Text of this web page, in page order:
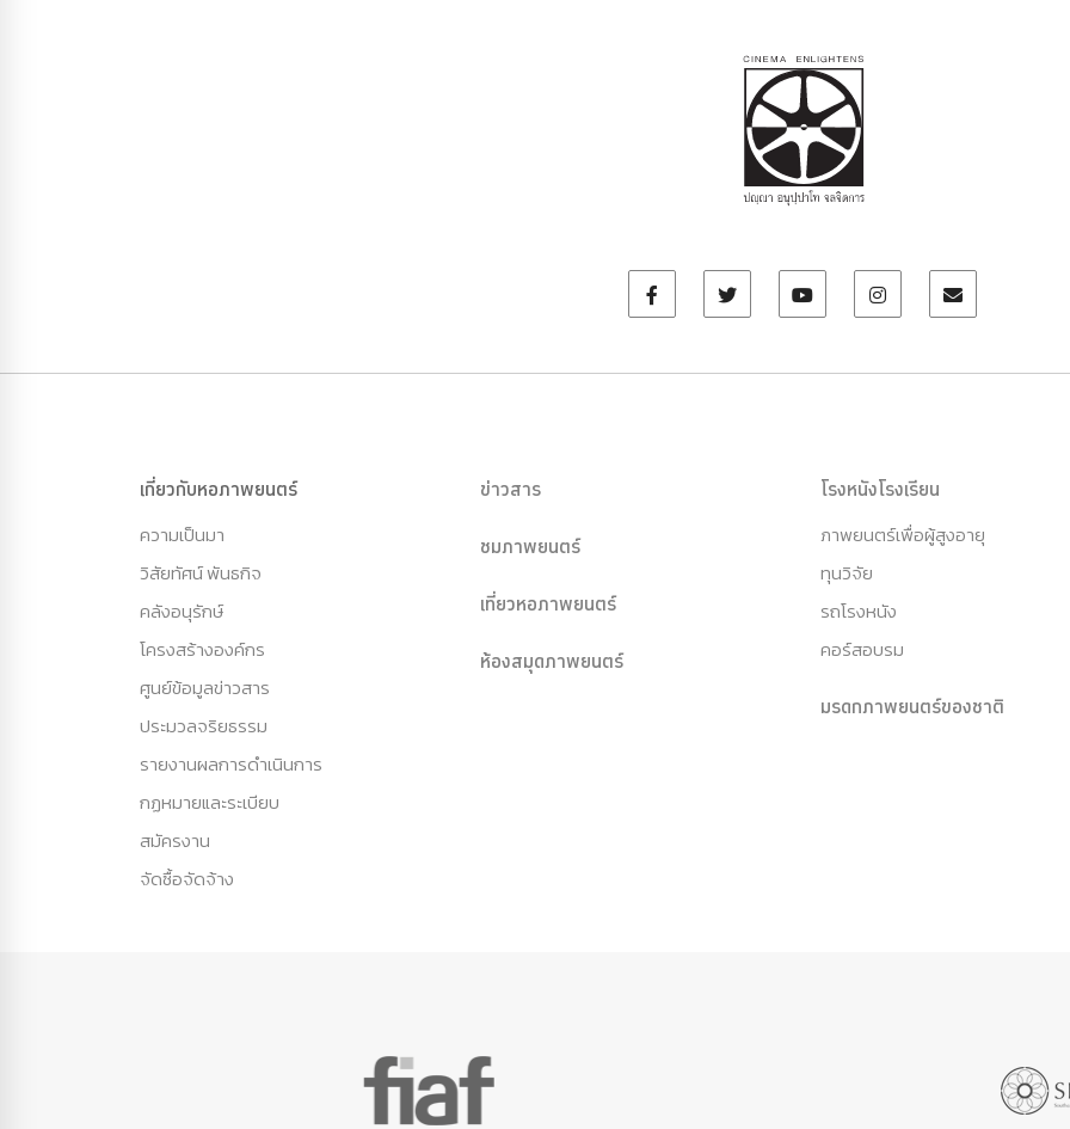
เกี่ยวกับหอภาพยนตร์
ความเป็นมา
วิสัยทัศน์ พันธกิจ
คลังอนุรักษ์
โครงสร้างองค์กร
ศูนย์ข้อมูลข่าวสาร
ประมวลจริยธรรม
รายงานผลการดำเนินการ
กฏหมายและระเบียบ
สมัครงาน
จัดซื้อจัดจ้าง
ข่าวสาร
ชมภาพยนตร์
เที่ยวหอภาพยนตร์
ห้องสมุดภาพยนตร์
โรงหนังโรงเรียน
ภาพยนตร์เพื่อผู้สูงอายุ
ทุนวิจัย
รถโรงหนัง
คอร์สอบรม
มรดกภาพยนตร์ของชาติ